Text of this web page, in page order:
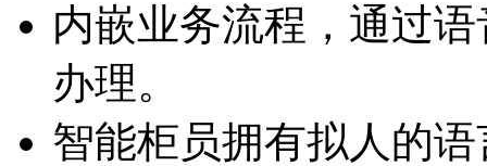
内嵌业务流程，通
办理。
智能柜员拥有拟人的语言